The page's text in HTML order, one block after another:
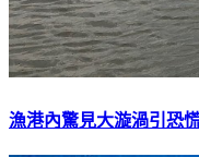
漁港內驚見大漩渦引恐